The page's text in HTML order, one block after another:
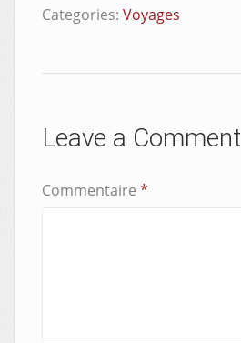
Categories: Voyages
Leave a Comment
Commentaire *